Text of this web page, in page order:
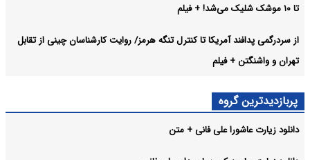
تا ۱۰ موشک شلیک می‌شد! + فیلم
از سردرگمی پدافند آمریکا تا کنترل تنگه هرمز/ روایت کارشناسان چینی از تقابل
تهران و واشنگتن + فیلم
پربازدیدترین گروه
دانلود زیارت عاشورا علی فانی + متن